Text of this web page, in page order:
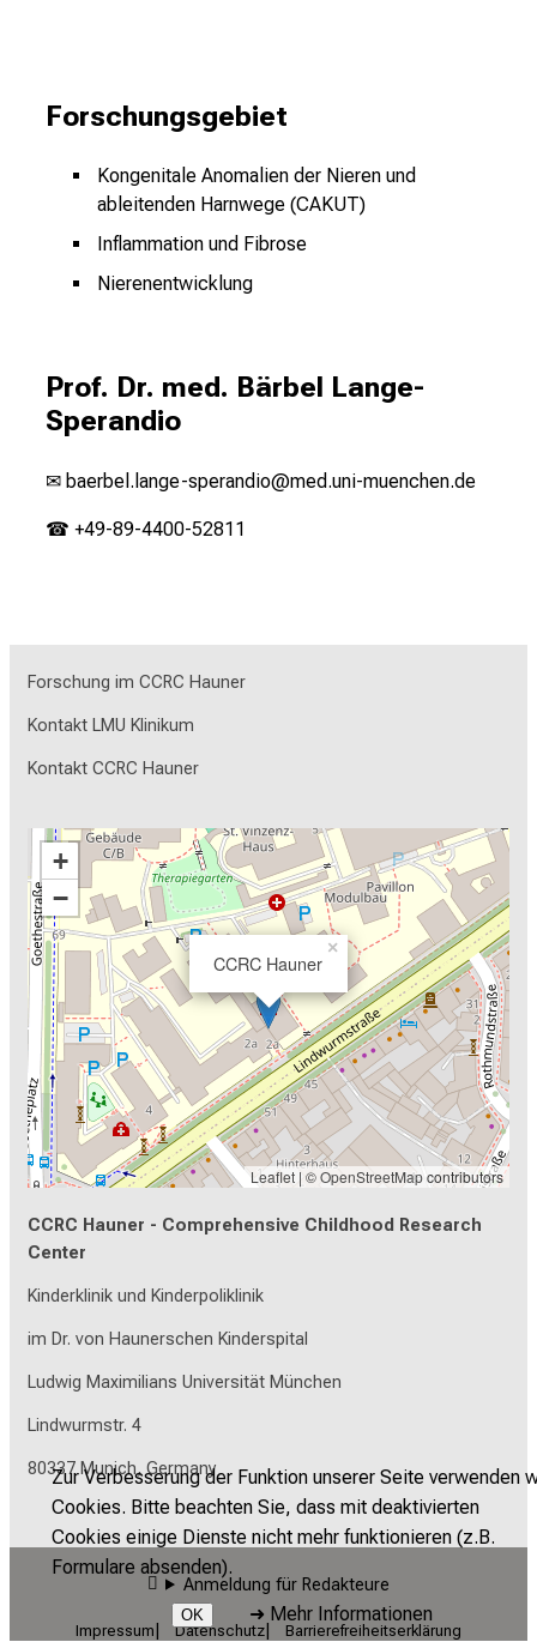
Zur Verbesserung der Funktion unserer Seite verwenden
Cookies. Bitte beachten Sie, dass mit deaktivierten
Cookies einige Dienste nicht mehr funktionieren (z.B.
Formulare absenden).
OK ➜ Mehr Informationen
Forschungsgebiet
Kongenitale Anomalien der Nieren und
ableitenden Harnwege (CAKUT)
Inflammation und Fibrose
Nierenentwicklung
Prof. Dr. med. Bärbel Lange-
Sperandio
✉ baerbel.lange-sperandio@med.uni-muenchen.de
☎ +49-89-4400-52811
Forschung im CCRC Hauner
Kontakt LMU Klinikum
Kontakt CCRC Hauner
CCRC Hauner
×
+
−
Leaflet | ©OpenStreetMapcontributors
CCRC Hauner - Comprehensive Childhood Research
Center
Kinderklinik und Kinderpoliklinik
im Dr. von Haunerschen Kinderspital
Ludwig Maximilians Universität München
Lindwurmstr. 4
80337 Munich, Germany
Anmeldung für Redakteure
Impressum Datenschutz Barrierefreiheitserklärung